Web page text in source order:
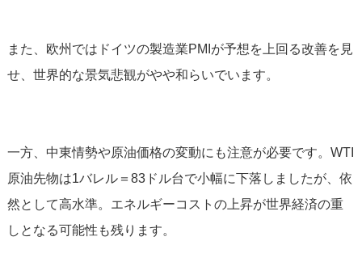
また、欧州ではドイツの製造業PMIが予想を上回る改善を見
せ、世界的な景気悲観がやや和らいでいます。
一方、中東情勢や原油価格の変動にも注意が必要です。WTI
原油先物は1バレル＝83ドル台で小幅に下落しましたが、依
然として高水準。エネルギーコストの上昇が世界経済の重
しとなる可能性も残ります。